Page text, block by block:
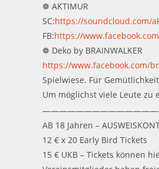
❁ AKTIMUR
SC:https://soundcloud.com/
FB:https://
❁ Deko by BRAINWALKER
https://www.facebook.com/
Spielwiese. Für
Um möglichst viele Leute
AB 18 Jahren –
12 € x 20 Early Bird Tickets
15 € UKB – Tickets können